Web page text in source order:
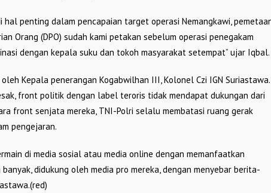
hal penting dalam pencapaian target operasi Nemangkawi,
Orang (DPO) sudah kami petakan sebelum operasi penegakam
dengan kepala suku dan tokoh masyarakat setempat” ujar Iqbal.
Kepala penerangan Kogabwilhan III, Kolonel Czi IGN Suriastawa.
front politik dengan label teroris tidak mendapat dukungan dari
front senjata mereka, TNI-Polri selalu membatasi ruang gerak
pengejaran.
di media sosial atau media online dengan memanfaatkan
didukung oleh media pro mereka, dengan menyebar berita-